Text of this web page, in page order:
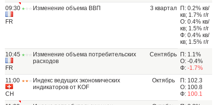
09:30
FR
Изменение объема ВВП 3 квартал
П: 0.2% кв/
кв; 1.7% г/г
О: 0.4% кв/
кв; 1.5% г/г
Ф: 0.4% кв/
кв; 1.5% г/г
10:45
FR
Изменение объема потребительских
расходов
Сентябрь
П: 1.1%
О: -0.4%
Ф: -1.7%
11:00
CH
Индекс ведущих экономических
индикаторов от KOF
Октябрь
П: 102.3
О: 100.8
Ф: 100.1